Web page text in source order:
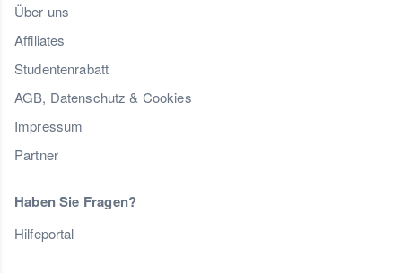
Über uns
Affiliates
Studentenrabatt
AGB, Datenschutz & Cookies
Impressum
Partner
Haben Sie Fragen?
Hilfeportal